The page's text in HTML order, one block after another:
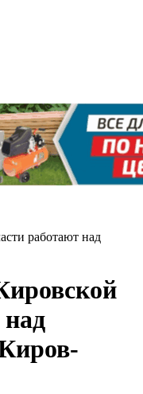
работают над